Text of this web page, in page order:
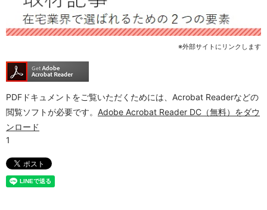
※外部サイトにリンクします
PDFドキュメントをご覧いただくためには、Acrobat Readerなどの
閲覧ソフトが必要です。 Adobe Acrobat Reader DC（無料）をダウ
ンロード